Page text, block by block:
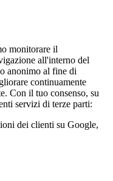
monitorare il
all'interno del
anonimo al fine di
continuamente
Con il tuo consenso, su
servizi di terze parti:
dei clienti su Google,